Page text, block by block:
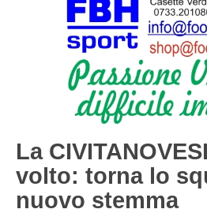
3^ CATEGORIA
GIOVANILI
La
volto: torna lo
nuovo stemma